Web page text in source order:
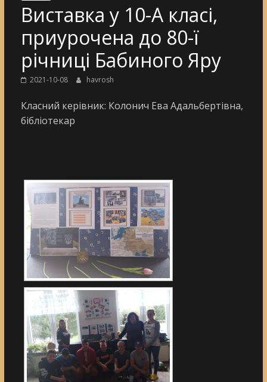
Виставка у 10-А класі,
приурочена до 80-ї
річниці Бабиного Яру
2021-10-08 havrosh
Класний керівник: Колонич Ева Адальбертівна,
бібліотекар